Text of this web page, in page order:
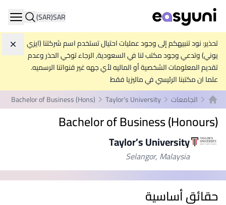
SAR
(SAR)
تحذير: نود تنبيهكم إلى وجود عمليات احتيال تستخدم اسم شركتنا (ايزي
يوني) وتدعي وجود مكتب لنا في السعودية, الرجاء توخي الحذر وعدم
تقديم المعلومات الشخصية أو الماليه لأي جهه غير قنواتنا الرسميه.
علما ان مكتبنا الرئيسي في ماليزيا فقط
الصفحة الرئيسية
الجامعات Taylor’s University
Bachelor of Business (Hons)
Bachelor of Business (Honours)
Taylor’s University
Selangor, Malaysia
حقائق أساسية